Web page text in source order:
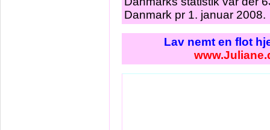
Danmark pr 1. januar 2008.
Lav nemt en flot